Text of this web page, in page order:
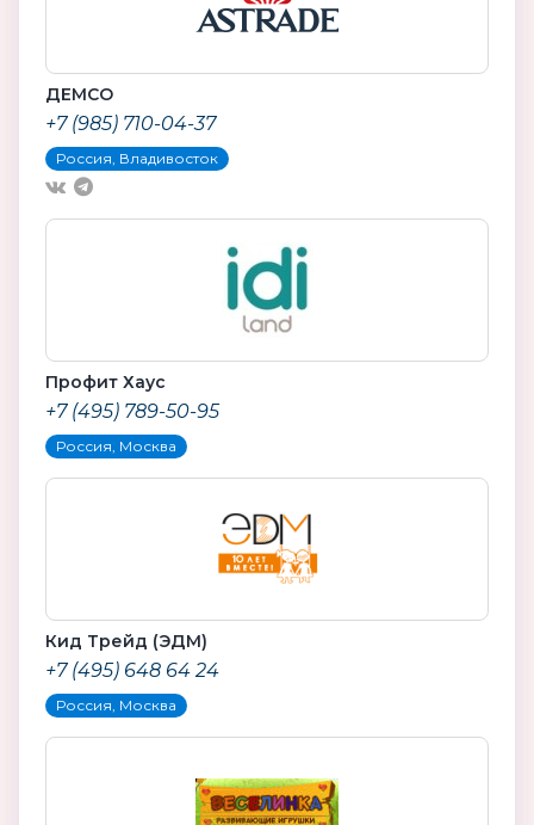
ДЕМСО
+7 (985) 710-04-37
Россия, Владивосток
Профит Хаус
+7 (495) 789-50-95
Россия, Москва
Кид Трейд (ЭДМ)
+7 (495) 648 64 24
Россия, Москва